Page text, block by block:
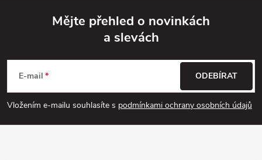
y
v
ý
p
a
Mějte přehled o novinkách
a slevách
E-mail
Vložením e-mailu souhlasíte s podmínkami ochrany osobních údajů
ODEBÍRAT